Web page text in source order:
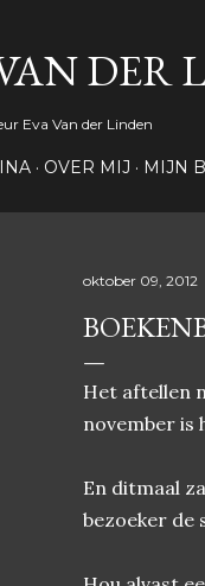
DER
Eva Van der Linden
OVER MIJ MIJN
oktober 09, 2012
Het aftellen
november is
En ditmaal
bezoeker de